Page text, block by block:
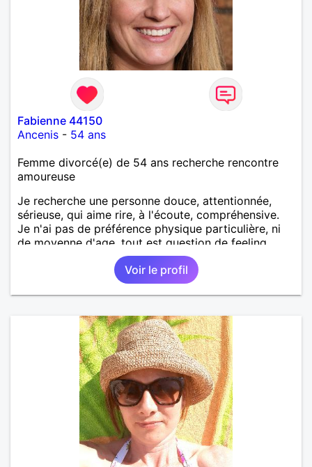
Fabienne 44150
Ancenis - 54 ans
Femme divorcé(e) de 54 ans recherche rencontre
amoureuse
Je recherche une personne douce, attentionnée,
sérieuse, qui aime rire, à l'écoute, compréhensive.
Je n'ai pas de préférence physique particulière, ni
de moyenne d'age, tout est question de feeling.
Voir le profil